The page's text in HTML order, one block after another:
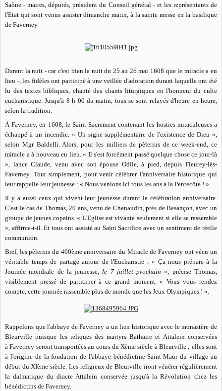
Saône - maires, députés, président du Conseil général - et les représentants de
l'Etat qui sont venus assister dimanche matin, à la sainte messe en la basilique
de Faverney.
Durant la nuit - car c'est bien la nuit du 25 au 26 mai 1608 que le miracle a eu
lieu -, les fidèles ont participé à une veillée d'adoration durant laquelle ont été
lu des textes bibliques, chanté des chants liturgiques en l'honneur du culte
eucharistique. Jusqu'à 8 h 00 du matin, tous se sont relayés d'heure en heure,
selon la tradition.
À Faverney, en 1608, le Saint-Sacrement contenant les hosties miraculeuses a
échappé à un incendie. « Un signe supplémentaire de l'existence de Dieu »,
selon Mgr Baldelli. Alors, pour les milliers de pèlerins de ce week-end, ce
miracle a à nouveau eu lieu. « Il s'est forcément passé quelque chose ce jour-là
» , lance Claude, venu avec son épouse Odile, à pied, depuis Fleurey-lès-
Faverney. Tout simplement, pour venir célébrer l'anniversaire historique qui
leur rappelle leur jeunesse : «Nous venions ici tous les ans à la Pentecôte ! »
Il y a aussi ceux qui vivent leur jeunesse durant la célébration anniversaire.
C'est le cas de Thomas, 20 ans, venu de Chenaudin, près de Besançon, avec un
groupe de jeunes copains. « L'Eglise est vivante seulement si elle se rassemble
» , affirme-t-il. Et tous ont assisté au Saint Sacrifice avec un sentiment de réelle
communion.
Bref, les pèlerins du 400ème anniversaire du Miracle de Faverney ont vécu un
véritable temps de partage autour de l'Eucharistie : « Ça nous prépare à la
Journée mondiale de la jeunesse, le 7 juillet prochain », précise Thomas,
visiblement pressé de participer à ce grand moment. «Vous vous rendez
compte, cette journée rassemble plus de monde que les Jeux Olympiques ! ».
Rappelons que l'abbaye de Faverney a un lien historique avec le monastère de
Bleurville puisque les reliques des martyrs Bathaire et Attalein conservées
à Faverney seront transportées au cours du Xème siècle à Bleurville ; elles sont
à l'origine de la fondation de l'abbaye bénédictine Saint-Maur du village au
début du XIème siècle. Les religieux de Bleurville iront vénérer régulièrement
la dalmatique du diacre Attalein conservée jusqu'à la Révolution chez les
bénédictins de Faverney.